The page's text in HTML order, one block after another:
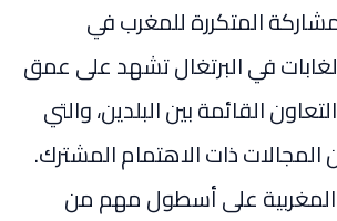
المتكررة للمغرب في
في البرتغال تشهد على عمق
القائمة بين البلدين، والتي
ذات الاهتمام المشترك.
المغربية على أسطول مهم من